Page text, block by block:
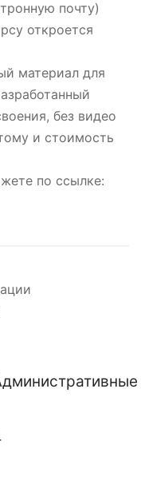
почту)
откроется
материал для
без видео
и стоимость
по ссылке: